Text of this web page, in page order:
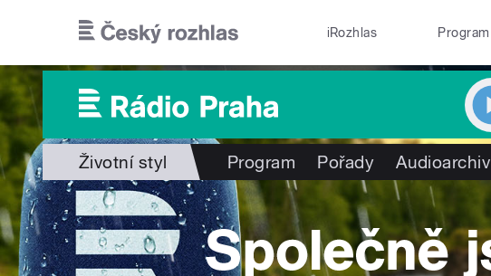
iRozhlas Program
Životní styl Program Pořady Audioarchiv